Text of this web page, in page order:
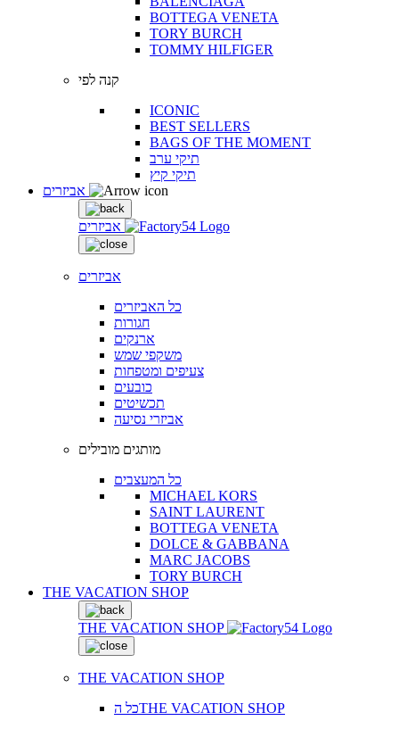
BOTTEGA VENETA
TORY BURCH
TOMMY HILFIGER
קנה לפי
ICONIC
BEST SELLERS
BAGS OF THE MOMENT
תיקי ערב
תיקי קיץ
אביזרים
אביזרים
כל האביזרים
חגורות
ארנקים
משקפי שמש
צעיפים ומטפחות
כובעים
תכשיטים
אביזרי נסיעה
מותגים מובילים
כל המעצבים
MICHAEL KORS
SAINT LAURENT
BOTTEGA VENETA
DOLCE & GABBANA
MARC JACOBS
TORY BURCH
THE VACATION SHOP
THE VACATION SHOP
THE VACATION SHOP
כל הTHE VACATION SHOP